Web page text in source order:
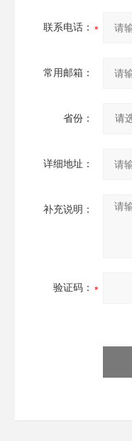
联系电话：
常用邮箱：
省份：
详细地址：
补充说明：
验证码：